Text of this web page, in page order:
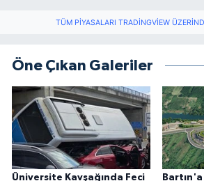
TÜM PIYASALARI TRADINGVIEW
Öne Çıkan Galeriler
Üniversite Kavşağında Feci
Bartın'a